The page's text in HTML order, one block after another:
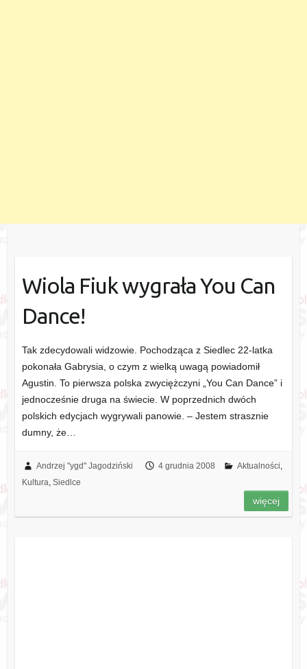
Wiola Fiuk wygrała You Can
Dance!
Tak zdecydowali widzowie. Pochodząca z Siedlec 22-latka
pokonała Gabrysia, o czym z wielką uwagą powiadomił
Agustin. To pierwsza polska zwyciężczyni „You Can Dance” i
jednocześnie druga na świecie. W poprzednich dwóch
polskich edycjach wygrywali panowie. – Jestem strasznie
dumny, że…
Andrzej "ygd" Jagodziński 4 grudnia 2008 Aktualności,
Kultura, Siedlce
więcej